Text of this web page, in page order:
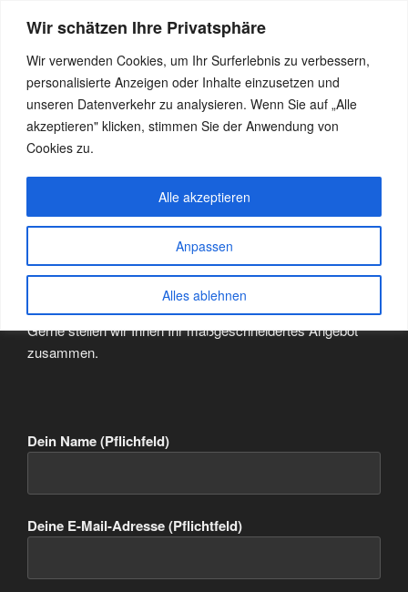
Wir schätzen Ihre Privatsphäre
Wir verwenden Cookies, um Ihr Surferlebnis zu verbessern,
personalisierte Anzeigen oder Inhalte einzusetzen und
unseren Datenverkehr zu analysieren. Wenn Sie auf „Alle
akzeptieren" klicken, stimmen Sie der Anwendung von
Cookies zu.
Anpassen
Alles ablehnen
Alle akzeptieren
Inhalt
springenGASTHOF GRUBER
Menü
BUSREISEN
Bei uns im Gasthaus sind Busreisende immer herzlich
Ob als Zwischenstopp für eine kulinarische Stärkung oder
als Ausgangspunkt für weitere Erkundungen nebst
Übernachtung. Unser Haus ist immer einen Halt wert.
Gerne stellen wir Ihnen Ihr maßgeschneidertes Angebot
zusammen.
Dein Name (Pflichfeld)
Deine E-Mail-Adresse (Pflichtfeld)